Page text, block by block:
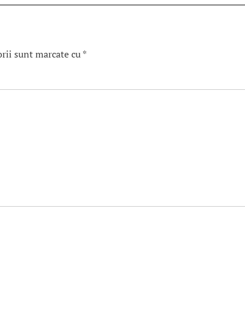
sunt marcate cu*